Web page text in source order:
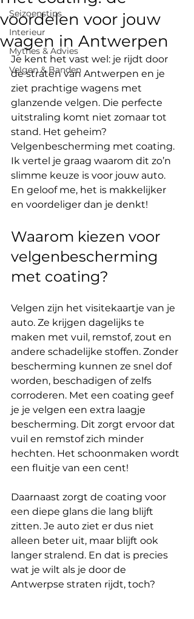
Seizoens­tips
Interieur
Mythes & Advies
Velgen & Banden
voordelen voor jouw
wagen in Antwerpen
Je kent het vast wel: je rijdt door
de straten van Antwerpen en je
ziet prachtige wagens met
glanzende velgen. Die perfecte
uitstraling komt niet zomaar tot
stand. Het geheim?
Velgenbescherming met coating.
Ik vertel je graag waarom dit zo’n
slimme keuze is voor jouw auto.
En geloof me, het is makkelijker
en voordeliger dan je denkt!
Waarom kiezen voor
velgenbescherming
met coating?
Velgen zijn het visitekaartje van je
auto. Ze krijgen dagelijks te
maken met vuil, remstof, zout en
andere schadelijke stoffen. Zonder
bescherming kunnen ze snel dof
worden, beschadigen of zelfs
corroderen. Met een coating geef
je je velgen een extra laagje
bescherming. Dit zorgt ervoor dat
vuil en remstof zich minder
hechten. Het schoonmaken wordt
een fluitje van een cent!
Daarnaast zorgt de coating voor
een diepe glans die lang blijft
zitten. Je auto ziet er dus niet
alleen beter uit, maar blijft ook
langer stralend. En dat is precies
wat je wilt als je door de
Antwerpse straten rijdt, toch?